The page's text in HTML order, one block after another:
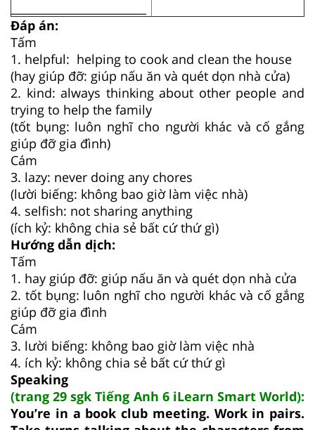
Đáp án:
Tấm
1. helpful: helping to cook and clean the house
(hay giúp đỡ: giúp nấu ăn và quét dọn nhà cửa)
2. kind: always thinking about other people and
trying to help the family
(tốt bụng: luôn nghĩ cho người khác và cố gắng
giúp đỡ gia đình)
Cám
3. lazy: never doing any chores
(lười biếng: không bao giờ làm việc nhà)
4. selfish: not sharing anything
(ích kỷ: không chia sẻ bất cứ thứ gì)
Hướng dẫn dịch:
Tấm
1. hay giúp đỡ: giúp nấu ăn và quét dọn nhà cửa
2. tốt bụng: luôn nghĩ cho người khác và cố gắng
giúp đỡ gia đình
Cám
3. lười biếng: không bao giờ làm việc nhà
4. ích kỷ: không chia sẻ bất cứ thứ gì
Speaking
(trang 29 sgk Tiếng Anh 6 iLearn Smart World):
You’re in a book club meeting. Work in pairs.